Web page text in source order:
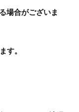
場合がございま
す。